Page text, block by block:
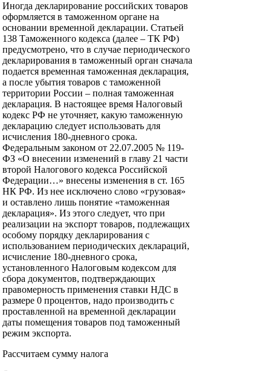
Иногда декларирование российских товаров
оформляется в таможенном органе на
основании временной декларации. Статьей
138 Таможенного кодекса (далее – ТК РФ)
предусмотрено, что в случае периодического
декларирования в таможенный орган сначала
подается временная таможенная декларация,
а после убытия товаров с таможенной
территории России – полная таможенная
декларация. В настоящее время Налоговый
кодекс РФ не уточняет, какую таможенную
декларацию следует использовать для
исчисления 180-дневного срока.
Федеральным законом от 22.07.2005 № 119-
ФЗ «О внесении изменений в главу 21 части
второй Налогового кодекса Российской
Федерации…» внесены изменения в ст. 165
НК РФ. Из нее исключено слово «грузовая»
и оставлено лишь понятие «таможенная
декларация». Из этого следует, что при
реализации на экспорт товаров, подлежащих
особому порядку декларирования с
использованием периодических деклараций,
исчисление 180-дневного срока,
установленного Налоговым кодексом для
сбора документов, подтверждающих
правомерность применения ставки НДС в
размере 0 процентов, надо производить с
проставленной на временной декларации
даты помещения товаров под таможенный
режим экспорта.
Рассчитаем сумму налога